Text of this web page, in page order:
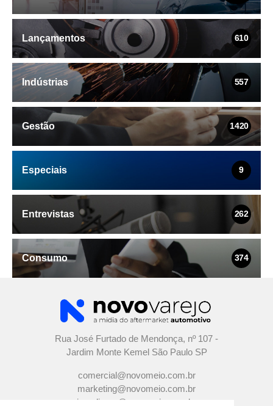
Lançamentos 610
Indústrias 557
Gestão 1420
Especiais 9
Entrevistas 262
Consumo 374
Rua José Furtado de Mendonça, nº 107 -
Jardim Monte Kemel São Paulo SP
comercial@novomeio.com.br
marketing@novomeio.com.br
jornalismo@novomeio.com.br